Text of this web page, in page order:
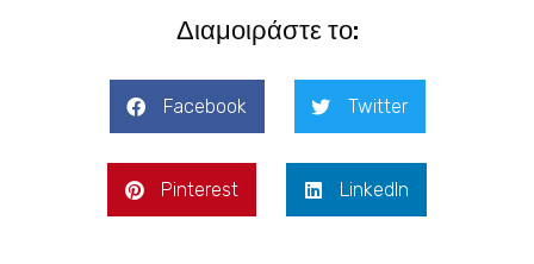
Διαμοιράστε το:
Facebook Twitter
Pinterest LinkedIn